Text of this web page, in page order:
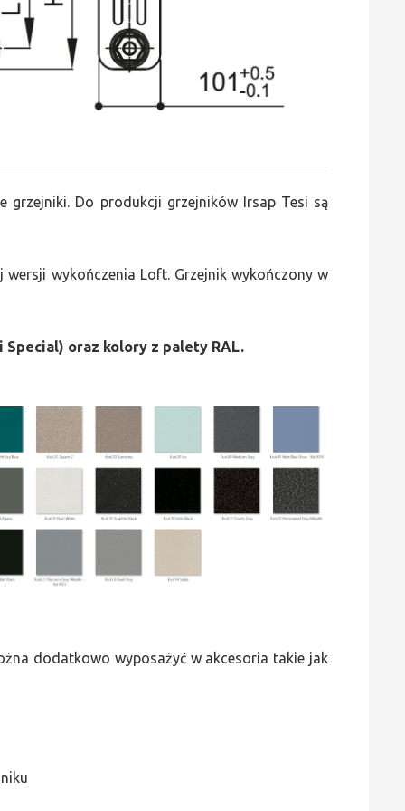
grzejniki. Do produkcji grzejników Irsap Tesi są
wykończenia Loft. Grzejnik wykończony w
oraz kolory z palety RAL.
dodatkowo wyposażyć w akcesoria takie jak